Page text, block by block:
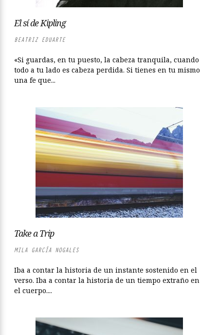
El sí de Kipling
BEATRIZ EDUARTE
«Si guardas, en tu puesto, la cabeza tranquila, cuando
todo a tu lado es cabeza perdida. Si tienes en tu mismo
una fe que...
Take a Trip
MILA GARCÍA NOGALES
Iba a contar la historia de un instante sostenido en el
verso. Iba a contar la historia de un tiempo extraño en
el cuerpo....